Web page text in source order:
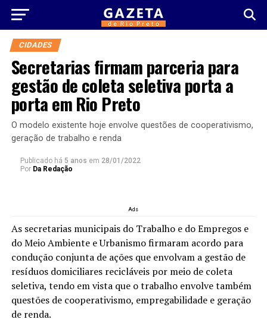
CIDADES
Secretarias firmam parceria para
gestão de coleta seletiva porta a
porta em Rio Preto
O modelo existente hoje envolve questões de cooperativismo,
geração de trabalho e renda
Publicado há 5 anos em 28/01/2022
Por Da Redação
Ads
As secretarias municipais do Trabalho e do Empregos e
do Meio Ambiente e Urbanismo firmaram acordo para
condução conjunta de ações que envolvam a gestão de
resíduos domiciliares recicláveis por meio de coleta
seletiva, tendo em vista que o trabalho envolve também
questões de cooperativismo, empregabilidade e geração
de renda.